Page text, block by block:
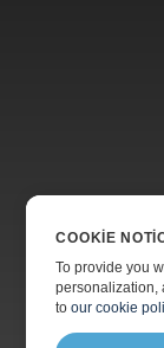
COOKIE
To provide you
personalization,
toour cookie